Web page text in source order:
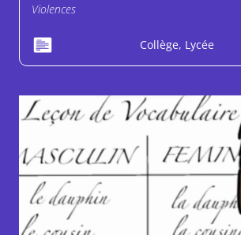
Violences
Collège, Lycée